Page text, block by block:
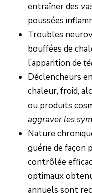
entraîner des
poussées
Troubles
bouffées de
l’apparition de
Déclencheurs
chaleur, froid,
ou produits
aggraver les
Nature
guérie de façon
contrôlée
optimaux
annuels sont